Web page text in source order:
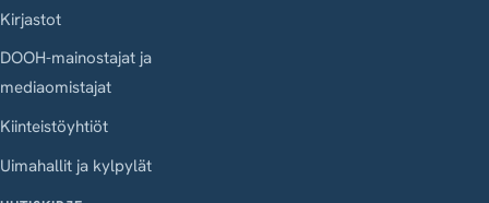
Kirjastot
DOOH-mainostajat ja
mediaomistajat
Kiinteistöyhtiöt
Uimahallit ja kylpylät